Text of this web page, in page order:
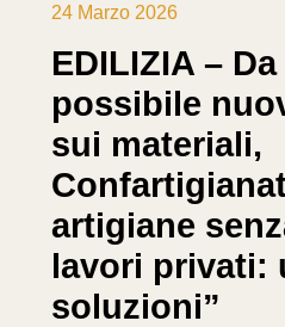
24 Marzo 2026
EDILIZIA –
possibile
sui materiali,
artigiane
lavori privati:
soluzioni”